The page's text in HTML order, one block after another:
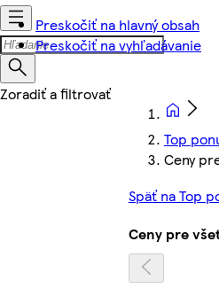
Preskočiť na hlavný obsah
Preskočiť na vyhľadávanie
Top
Ceny
Späť na Top
Ceny pre